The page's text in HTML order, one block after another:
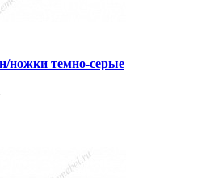
ножки темно-серые